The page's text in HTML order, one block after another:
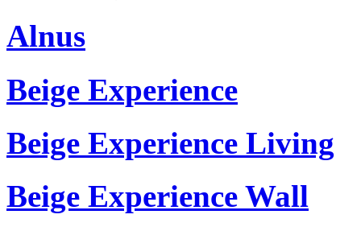
Alnus
Beige Experience
Beige Experience Living
Beige Experience Wall